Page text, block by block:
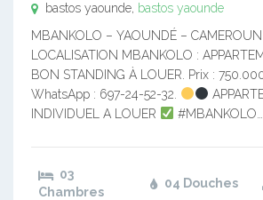
bastos yaounde, bastos yaounde
MBANKOLO – YAOUNDÉ – CAMEROUN
LOCALISATION MBANKOLO :
BON STANDING À LOUER. Prix :
WhatsApp : 697-24-52-32.
INDIVIDUEL A LOUER
#MBANKOLO…
03
Chambres
04 Douches